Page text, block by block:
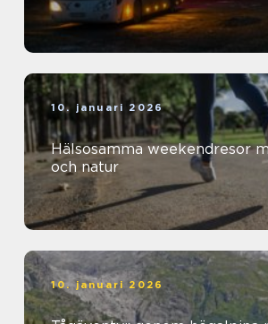
10. januari 2026
Hälsosamma weekendresor
och natur
10. januari 2026